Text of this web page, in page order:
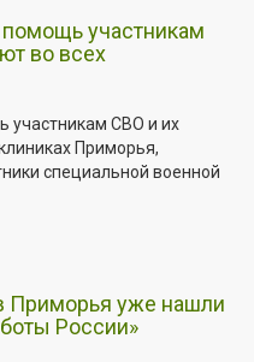
участникам
во всех
участникам СВО и их
Приморья,
специальной военной
Приморья уже нашли
России»